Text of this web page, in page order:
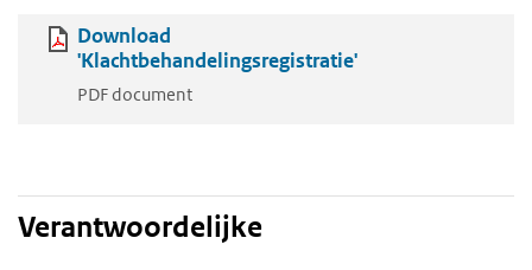
Download
'Klachtbehandelingsregistratie'
PDF document
Verantwoordelijke